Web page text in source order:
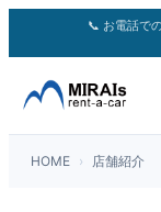
📞 お電話で
HOME › 店舗紹介